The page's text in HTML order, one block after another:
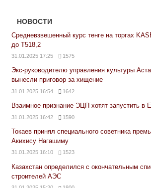
НОВОСТИ
Средневзвешенный курс тенге на торгах
до Т518,2
31.01.2025 17:25 1575
Экс-руководителю управления культуры
вынесли приговор за хищение
31.01.2025 16:54 1642
Взаимное признание ЭЦП хотят запустить в
31.01.2025 16:42 1590
Токаев принял специального советника
Акихису Нагашиму
31.01.2025 16:10 1523
Казахстан определился с окончательным
строителей АЭС